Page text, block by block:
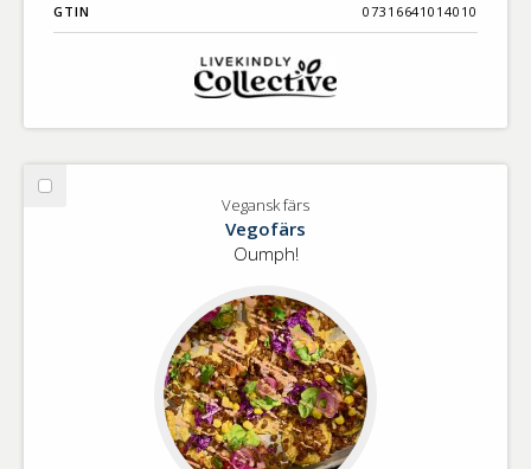
GTIN 07316641014010
Välj
Vegansk färs
Vegofärs
Oumph!